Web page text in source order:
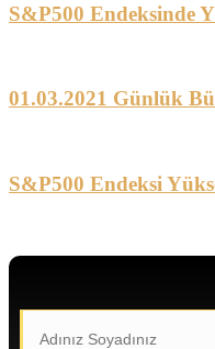
S&P500 Endeksinde
01.03.2021 Günlük
S&P500 Endeksi